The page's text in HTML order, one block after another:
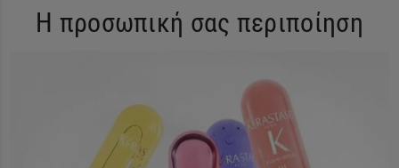
Η προσωπική σας περιποίηση